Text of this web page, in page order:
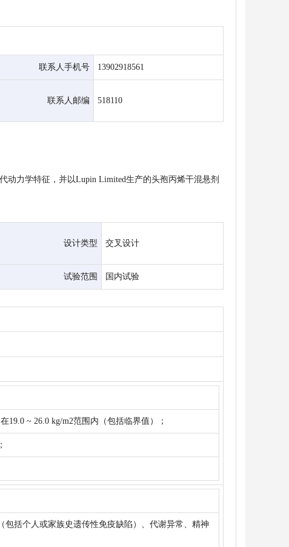
联系人手机号 13902918561
联系人邮编 518110
动力学特征，并以Lupin Limited生产的头孢丙烯干混悬剂
设计类型 交叉设计
试验范围 国内试验
~ 26.0 kg/m2范围内（包括临界值）；
括个人或家族史遗传性免疫缺陷）、代谢异常、精神